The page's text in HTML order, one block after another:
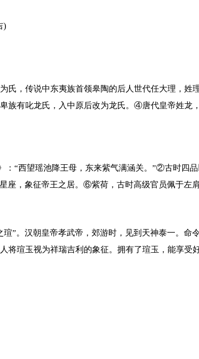
)
氏，传说中东夷族首领皋陶的后人世代任大理，
族有叱龙氏，入中原后改为龙氏。④唐代皇帝姓龙
：“西望瑶池降王母，东来紫气满涵关。”②古时四
座，象征帝王之居。⑥紫荷，古时高级官员佩于
”。汉朝皇帝孝武帝，郊游时，见到天神泰一。
将瑄玉视为祥瑞吉利的象征。拥有了瑄玉，能享受